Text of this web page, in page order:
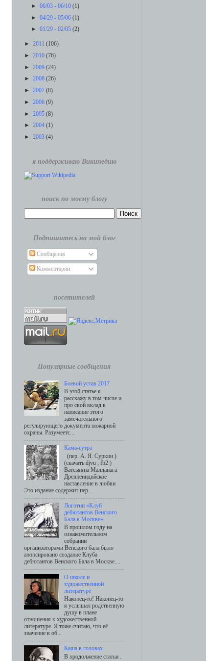
►06/03 - 06/10(1)
►04/29 - 05/06(1)
►01/29 - 02/05(2)
► 2011 (106)
► 2010 (76)
► 2009 (24)
► 2008 (26)
► 2007 (8)
► 2006 (9)
► 2005 (8)
► 2004 (1)
► 2003 (4)
я поддерживаю Википедию
поиск по моему блогу
Подпишитесь на мой блог
Сообщения
Комментарии
посетителей
Популярные сообщения
Боевой устав 2017
В этой статье я
расскажу в том числе и
про свой вклад в
написание этого
замечательного
регулирующего документа пожарной
охраны. Разумеетс...
Кама-сутра
(пер. А. Я. Суркин )
(скачать djvu , fb2 )
Ватсьяяна Малланага
Древнеиндийское
наставление в любви
Это издание содержит пер...
Логотип «Клуб
дебютантов Венского
Бала в Москве»
В прошлом году на
ознакомительном
собрании
организаторами Венского бала было
анонсировано создание Клуба
дебютантов Венского Бала в Москве....
О школе и
художественной
литературе
Наконец-то! Наконец-то
я услышал родственную
душу в плане
отношения к художественной
литературе. Я тоже считаю, что её
значение в об...
Каша в головах
В продолжение статьи .